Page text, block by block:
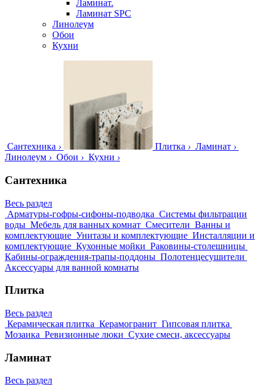
Ламинат.
Ламинат SPC
Линолеум
Обои
Кухни
Сантехника › Плитка › Ламинат ›
Линолеум › Обои › Кухни ›
Сантехника
Весь раздел
Арматуры-гофры-сифоны-подводка Системы фильтрации
воды Мебель для ванных комнат Смесители Ванны и
комплектующие Унитазы и комплектующие Инсталляции и
комплектующие Кухонные мойки Раковины-столешницы
Кабины-ограждения-трапы-поддоны Полотенцесушители
Аксессуары для ванной комнаты
Плитка
Весь раздел
Керамическая плитка Керамогранит Гипсовая плитка
Мозаика Ревизионные люки Сухие смеси, аксессуары
Ламинат
Весь раздел